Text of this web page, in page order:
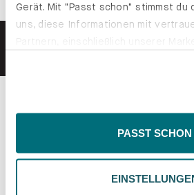
Gerät. Mit "Passt schon" stimmst du
uns, diese Informationen mit
der EU, beispielsweise in den USA,
Inhalte eingeschränkt sein könnten.
deiner Präferenzen. Du kannst deine
ändern. Weitere Informationen
PASST SCHON